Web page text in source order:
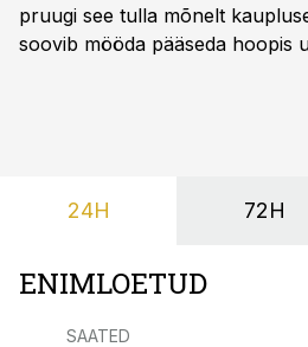
pruugi see tulla mõnelt
soovib mööda pääseda hoopis
24H 72H
ENIMLOETUD
SAATED